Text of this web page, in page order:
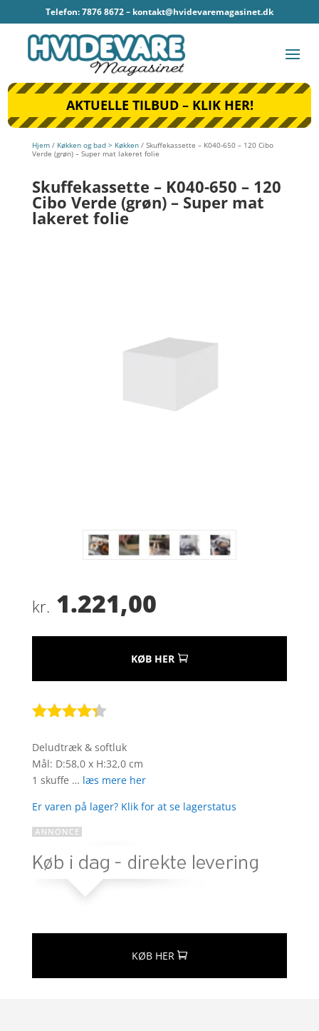
Telefon: 7876 8672 – kontakt@hvidevaremagasinet.dk
AKTUELLE TILBUD – KLIK HER!
Hjem/ Køkken og bad > Køkken/ Skuffekassette – K040-650 – 120 Cibo
Verde (grøn) – Super mat lakeret folie
Skuffekassette – K040-650 – 120
Cibo Verde (grøn) – Super mat
lakeret folie
kr. 1.221,00
KØB HER
som4.2
ud af 5
baseret
på
kundebedø
mmelser
Deludtræk & softluk
Mål: D:58,0 x H:32,0 cm
1 skuffe … læs mere her
Er varen på lager? Klik for at se lagerstatus
KØB HER